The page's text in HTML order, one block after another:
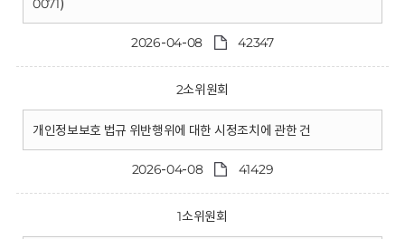
0071)
2026-04-08 42347
2소위원회
개인정보보호 법규 위반행위에 대한 시정조치에 관한 건
2026-04-08 41429
1소위원회